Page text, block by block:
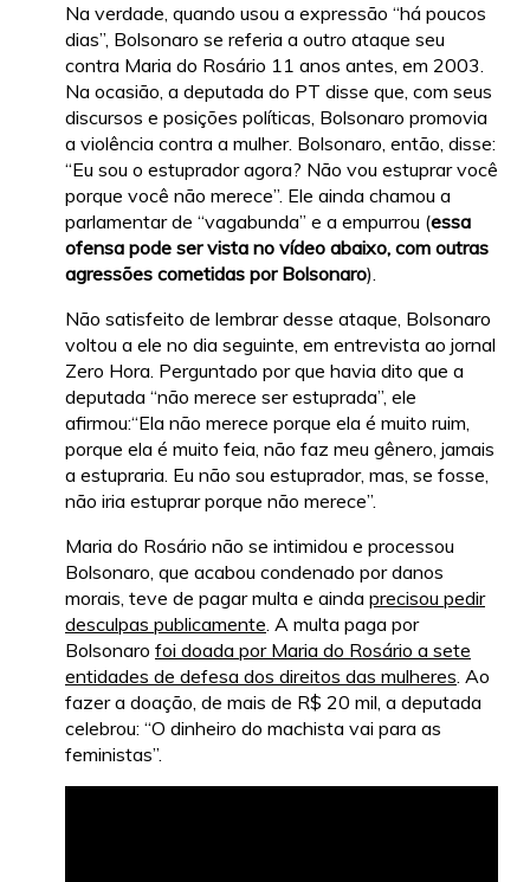
Na verdade, quando usou a expressão “há poucos
dias”, Bolsonaro se referia a outro ataque seu
contra Maria do Rosário 11 anos antes, em 2003.
Na ocasião, a deputada do PT disse que, com seus
discursos e posições políticas, Bolsonaro promovia
a violência contra a mulher. Bolsonaro, então, disse:
“Eu sou o estuprador agora? Não vou estuprar você
porque você não merece”. Ele ainda chamou a
parlamentar de “vagabunda” e a empurrou (essa
ofensa pode ser vista no vídeo abaixo, com outras
agressões cometidas por Bolsonaro).
Não satisfeito de lembrar desse ataque, Bolsonaro
voltou a ele no dia seguinte, em entrevista ao jornal
Zero Hora. Perguntado por que havia dito que a
deputada “não merece ser estuprada”, ele
afirmou:“Ela não merece porque ela é muito ruim,
porque ela é muito feia, não faz meu gênero, jamais
a estupraria. Eu não sou estuprador, mas, se fosse,
não iria estuprar porque não merece”.
Maria do Rosário não se intimidou e processou
Bolsonaro, que acabou condenado por danos
morais, teve de pagar multa e ainda precisou pedir
desculpas publicamente. A multa paga por
Bolsonaro foi doada por Maria do Rosário a sete
entidades de defesa dos direitos das mulheres. Ao
fazer a doação, de mais de R$ 20 mil, a deputada
celebrou: “O dinheiro do machista vai para as
feministas”.